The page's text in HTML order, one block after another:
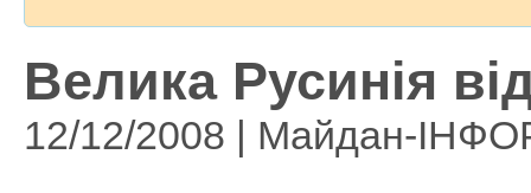
Велика Русинія
12/12/2008 | Майдан-